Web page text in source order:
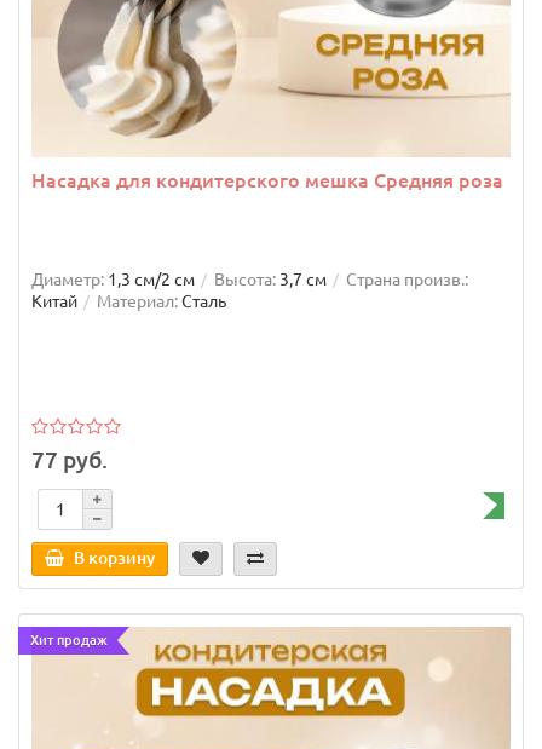
Насадка для кондитерского мешка Средняя роза
Диаметр: 1,3 см/2 см Высота: 3,7 см
Страна произв.:
Китай
Материал:Сталь
77 руб.
В корзину
Хит продаж